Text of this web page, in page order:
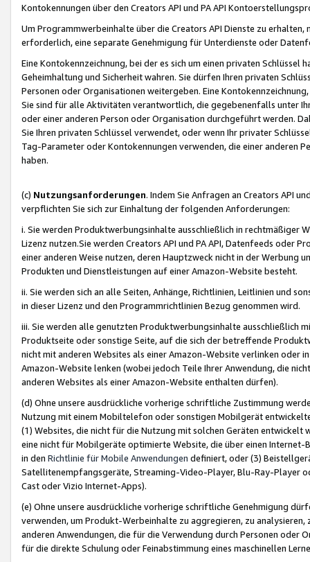
Kontokennungen über den Creators API und PA API
Um Programmwerbeinhalte über die Creators API Dienste zu
erforderlich, eine separate Genehmigung für Unterdienste oder
Eine Kontokennzeichnung, bei der es sich um einen privaten
Geheimhaltung und Sicherheit wahren. Sie dürfen Ihren privaten
Personen oder Organisationen weitergeben. Eine
Sie sind für alle Aktivitäten verantwortlich, die gegebenenfalls unter
oder einer anderen Person oder Organisation durchgeführt werden.
Sie Ihren privaten Schlüssel verwendet, oder wenn Ihr privater
Tag-Parameter oder Kontokennungen verwenden, die einer anderen
haben.
(c) Nutzungsanforderungen. Indem Sie Anfragen an Creators API
verpflichten Sie sich zur Einhaltung der folgenden Anforderungen:
i. Sie werden Produktwerbungsinhalte ausschließlich in rechtmäßiger
Lizenz nutzen.Sie werden Creators API und PA API, Datenfeeds oder
einer anderen Weise nutzen, deren Hauptzweck nicht in der Werbung
Produkten und Dienstleistungen auf einer Amazon-Website besteht.
ii. Sie werden sich an alle Seiten, Anhänge, Richtlinien, Leitlinien und
in dieser Lizenz und den Programmrichtlinien Bezug genommen wird.
iii. Sie werden alle genutzten Produktwerbungsinhalte ausschließlich
Produktseite oder sonstige Seite, auf die sich der betreffende
nicht mit anderen Websites als einer Amazon-Website verlinken oder
Amazon-Website lenken (wobei jedoch Teile Ihrer Anwendung, die
anderen Websites als einer Amazon-Website enthalten dürfen).
(d) Ohne unsere ausdrückliche vorherige schriftliche Zustimmung
Nutzung mit einem Mobiltelefon oder sonstigen Mobilgerät
(1) Websites, die nicht für die Nutzung mit solchen Geräten
eine nicht für Mobilgeräte optimierte Website, die über einen
in den Richtlinie für Mobile Anwendungen definiert, oder (3)
Satellitenempfangsgeräte, Streaming-Video-Player, Blu-Ray-Player
Cast oder Vizio Internet-Apps).
(e) Ohne unsere ausdrückliche vorherige schriftliche Genehmigung
verwenden, um Produkt-Werbeinhalte zu aggregieren, zu
anderen Anwendungen, die für die Verwendung durch Personen
für die direkte Schulung oder Feinabstimmung eines maschinellen